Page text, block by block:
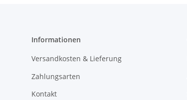
Informationen
Versandkosten & Lieferung
Zahlungsarten
Kontakt